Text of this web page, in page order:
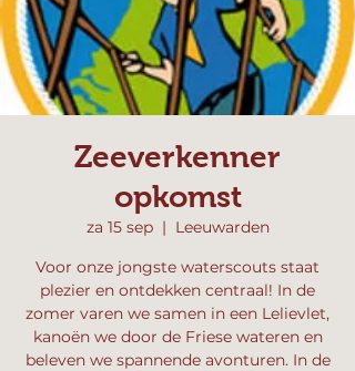
Zeeverkenner
opkomst
za 15 sep
  |
Leeuwarden
Voor onze jongste waterscouts staat
plezier en ontdekken centraal! In de
zomer varen we samen in een Lelievlet,
kanoën we door de Friese wateren en
beleven we spannende avonturen. In de